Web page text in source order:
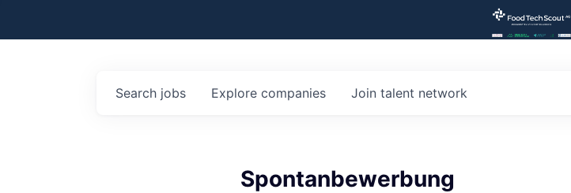
Search jobs Explore companies Join talent network
Spontanbewerbung